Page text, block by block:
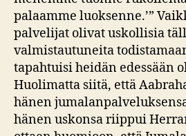
palaamme luoksenne.’”
palvelijat olivat uskollisia
valmistautuneita
tapahtuisi heidän edessään
Huolimatta siitä, että
hänen
hänen uskonsa riippui